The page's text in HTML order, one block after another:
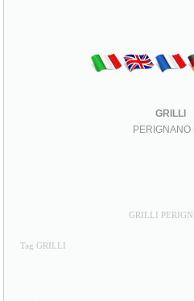
GRILLI
PERIGNANO
GRILLI
Tag GRILLI